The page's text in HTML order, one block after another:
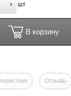
шт
В корзину
Отзывы